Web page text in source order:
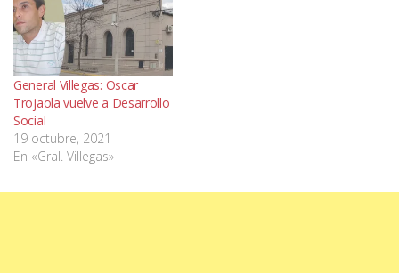
General Villegas: Oscar
Trojaola vuelve a Desarrollo
Social
19 octubre, 2021
En «Gral. Villegas»